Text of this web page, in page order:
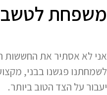
משפחת
אני לא אסתיר את החששות
לשמחתנו פגשנו בבני,
יעבור על הצד הטוב ביותר.